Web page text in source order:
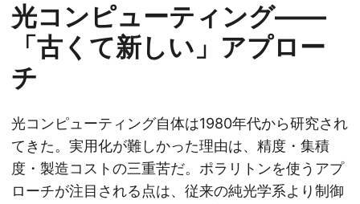
光コンピューティング——
「古くて新しい」アプロー
チ
光コンピューティング自体は1980年代から研究され
てきた。実用化が難しかった理由は、精度・集積
度・製造コストの三重苦だ。ポラリトンを使うアプ
ローチが注目される点は、従来の純光学系より制御